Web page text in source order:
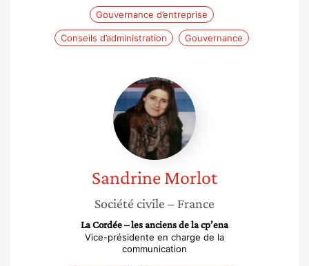
Gouvernance d’entreprise
Conseils d’administration Gouvernance
Sandrine
Morlot
SandrineMorlot
Société civile – France
La Cordée – les anciens de la cp’ena
Vice-présidente en charge de la
communication